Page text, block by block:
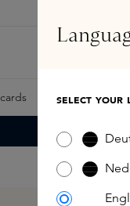
Samples
SELECT YOUR